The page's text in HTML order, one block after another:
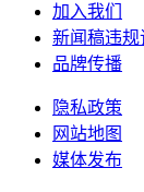
加入我们
新闻稿违规
品牌传播
隐私政策
网站地图
媒体发布